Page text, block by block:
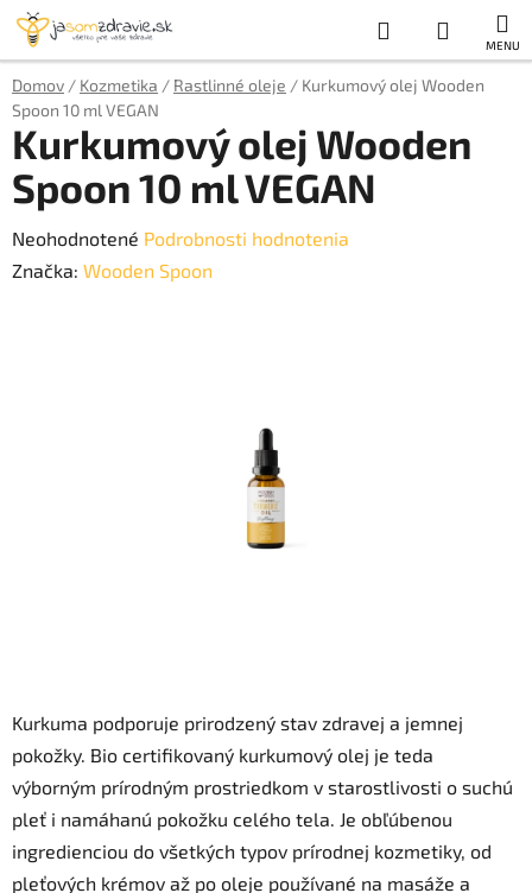
Prejsť
obsah
Hľadať
KOŠÍK
Domov / Kozmetika / Rastlinné oleje / Kurkumový olej Wooden
Spoon 10 ml VEGAN
Kurkuma podporuje prirodzený stav zdravej a jemnej
pokožky. Bio certifikovaný kurkumový olej je teda
výborným prírodným prostriedkom v starostlivosti o suchú
pleť i namáhanú pokožku celého tela. Je obľúbenou
ingredienciou do všetkých typov prírodnej kozmetiky, od
pleťových krémov až po oleje používané na masáže a
Kurkumový olej Wooden
Spoon 10 ml VEGAN
Priemerné
hodnotenie
Neohodnotené Podrobnosti hodnotenia
Značka: Wooden Spoon